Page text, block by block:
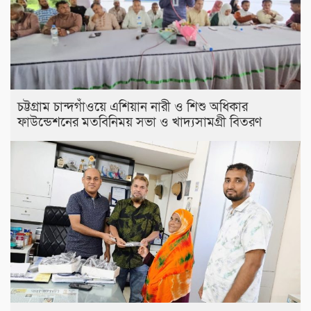
চট্টগ্রাম চান্দগাঁওয়ে এশিয়ান নারী ও শিশু অধিকার
ফাউন্ডেশনের মতবিনিময় সভা ও খাদ্যসামগ্রী বিতরণ